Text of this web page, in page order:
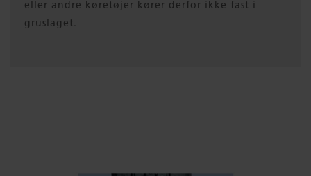
eller andre køretøjer kører derfor ikke fast i
gruslaget.